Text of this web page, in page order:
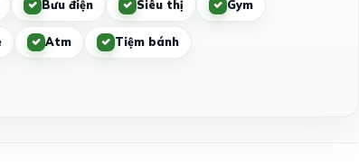
Bưu điện Siêu thị Gym
Atm Tiệm bánh